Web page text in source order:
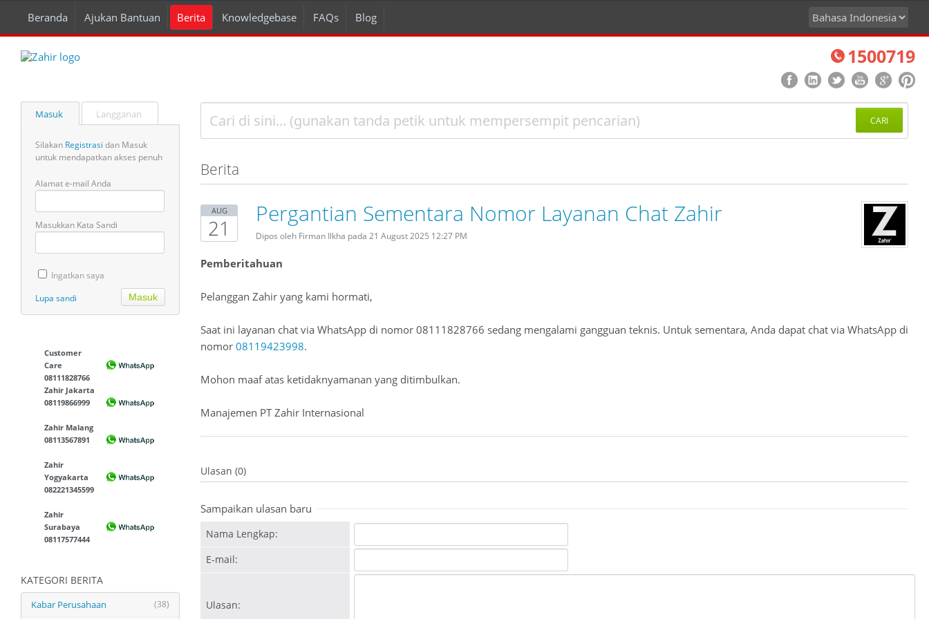
Beranda Ajukan Bantuan Berita Knowledgebase FAQs Blog
1500719
Masuk Langganan
Silakan Registrasi dan Masuk
untuk mendapatkan akses penuh
Alamat e-mail Anda
Masukkan Kata Sandi
Ingatkan saya
Lupa sandi
Customer
Care
08111828766
Zahir Jakarta
08119866999
Zahir Malang
08113567891
Zahir
Yogyakarta
082221345599
Zahir
Surabaya
08117577444
KATEGORI BERITA
(38)
Kabar Perusahaan
CARI
Berita
AUG
21
Pergantian Sementara Nomor Layanan Chat Zahir
Dipos oleh Firman Ilkha pada 21 August 2025 12:27 PM
Pemberitahuan
Pelanggan Zahir yang kami hormati,
Saat ini layanan chat via WhatsApp di nomor 08111828766 sedang mengalami gangguan teknis. Untuk sementara, Anda dapat chat via WhatsApp di
nomor 08119423998.
Mohon maaf atas ketidaknyamanan yang ditimbulkan.
Manajemen PT Zahir Internasional
Ulasan (0)
Sampaikan ulasan baru
Nama Lengkap:
E-mail:
Ulasan: